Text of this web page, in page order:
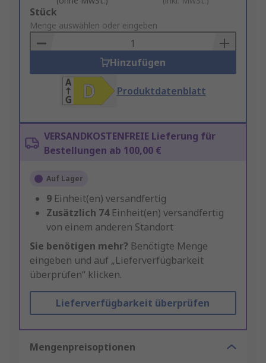
Add
to
Basket
Stück
Menge auswählen oder eingeben
Hinzufügen
Produktdatenblatt
VERSANDKOSTENFREIE Lieferung für
Bestellungen ab 100,00 €
Auf Lager
9 Einheit(en) versandfertig
Zusätzlich 74 Einheit(en) versandfertig
von einem anderen Standort
Sie benötigen mehr? Benötigte Menge
eingeben und auf „Lieferverfügbarkeit
überprüfen“ klicken.
Lieferverfügbarkeit überprüfen
Mengenpreisoptionen